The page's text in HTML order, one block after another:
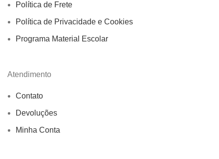
Política de Frete
Política de Privacidade e Cookies
Programa Material Escolar
Atendimento
Contato
Devoluções
Minha Conta